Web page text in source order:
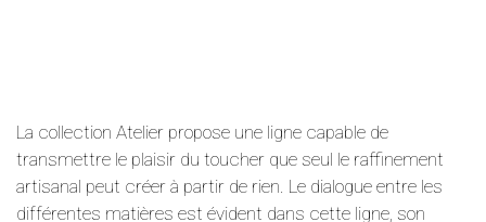
La collection Atelier propose une ligne capable de
transmettre le plaisir du toucher que seul le raffinement
artisanal peut créer à partir de rien. Le dialogue entre les
différentes matières est évident dans cette ligne, son